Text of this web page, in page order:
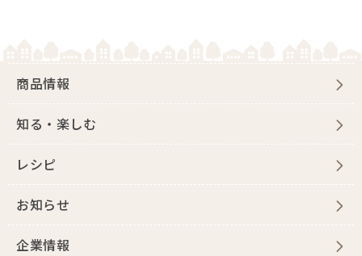
商品情報
知る・楽しむ
レシピ
お知らせ
企業情報